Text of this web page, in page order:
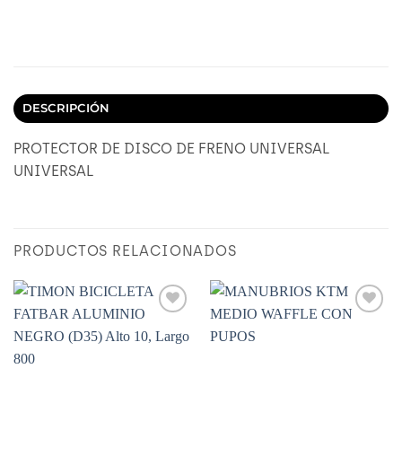
DESCRIPCIÓN
PROTECTOR DE DISCO DE FRENO UNIVERSAL
UNIVERSAL
PRODUCTOS RELACIONADOS
a